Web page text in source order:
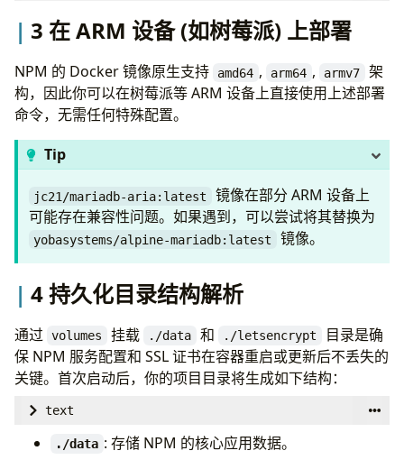
- '80:80'
- '81:81'
environment:
DB_MYSQL_HOST
DB_MYSQL_NAME: "npm"
volumes:
- ./data:/data
- ./letsencrypt:/etc/letsencrypt
depends_on:
- db
db:
image:
'jc21/mariadb-aria:latest'
MYSQL_ROOT_PASSWORD: 'npm'
services :
image
'jc21/nginx-proxy-manager:latest'
restart: unless-stopped
ports:
- '80:80'
environment
DB_POSTGRES_HOST:
'db'
DB_POSTGRES_PORT
DB_POSTGRES_PASSWORD:
volumes:
- ./data:/data
- ./letsencrypt:/etc/letsencrypt
3 在 ARM 设备 (如树莓派) 上部署
NPM 的 Docker 镜像原生支持 amd64 , arm64 , armv7
架
构，因此你可以在树莓派等 ARM 设备上直接使用上述部署
命令，无需任何特殊配置。
Tip
jc21/mariadb-aria:latest
镜像在部分 ARM 设备上
可能存在兼容性问题。如果遇到，可以尝试将其替换为
yobasystems/alpine-mariadb:latest 镜像。
4 持久化目录结构解析
通过 volumes 挂载 ./data 和 ./letsencrypt
目录是确
保 NPM 服务配置和 SSL 证书在容器重启或更新后不丢失的
关键。首次启动后，你的项目目录将生成如下结构：
text
./data : 存储 NPM 的核心应用数据。